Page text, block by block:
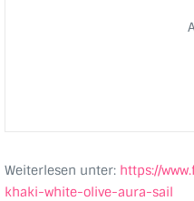
Weiterlesen unter: https://
khaki-white-olive-aura-sail